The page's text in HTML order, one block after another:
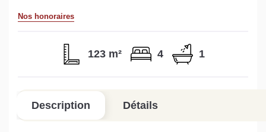
en quelques clics.
Nos honoraires
123 m² 4 1
Description Détails